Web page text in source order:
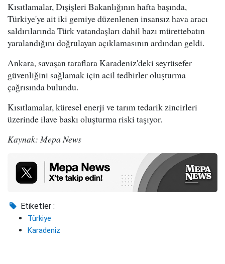
Kısıtlamalar, Dışişleri Bakanlığının hafta başında,
Türkiye'ye ait iki gemiye düzenlenen insansız hava aracı
saldırılarında Türk vatandaşları dahil bazı mürettebatın
yaralandığını doğrulayan açıklamasının ardından geldi.
Ankara, savaşan taraflara Karadeniz'deki seyrüsefer
güvenliğini sağlamak için acil tedbirler oluşturma
çağrısında bulundu.
Kısıtlamalar, küresel enerji ve tarım tedarik zincirleri
üzerinde ilave baskı oluşturma riski taşıyor.
Kaynak: Mepa News
Etiketler :
Türkiye
Karadeniz